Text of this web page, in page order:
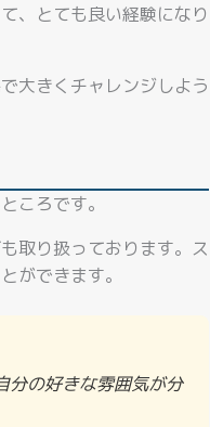
、とても良い経験になり
大きくチャレンジしよう
ところです。
も取り扱っております。ス
ができます。
分の好きな雰囲気が分